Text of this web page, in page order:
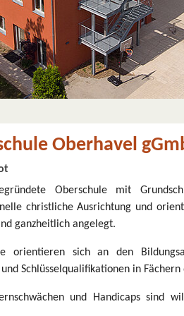
Oberhavel
Oberschule mit
christliche Ausrichtung und
ganzheitlich angelegt.
orientieren sich an den
und Schlüsselqualifikationen in
und Handicaps sind